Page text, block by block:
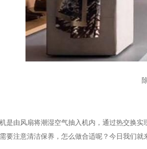
由风扇将潮湿空气抽入机内，通过热交换实
要注意清洁保养，怎么做合适呢？今日我们就